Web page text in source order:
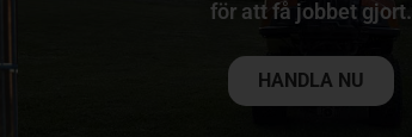
för att få jobbet gjort.
HANDLA NU